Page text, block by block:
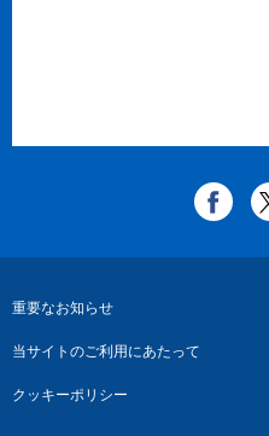
フ
ッ
タ
重要なお知らせ
当サイトのご利用にあたって
クッキーポリシー